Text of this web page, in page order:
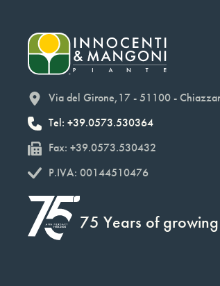
Via del Girone,17 - 51100 -
Tel: +39.0573.530364
Fax: +39.0573.530432
P.IVA: 00144510476
75 Years of